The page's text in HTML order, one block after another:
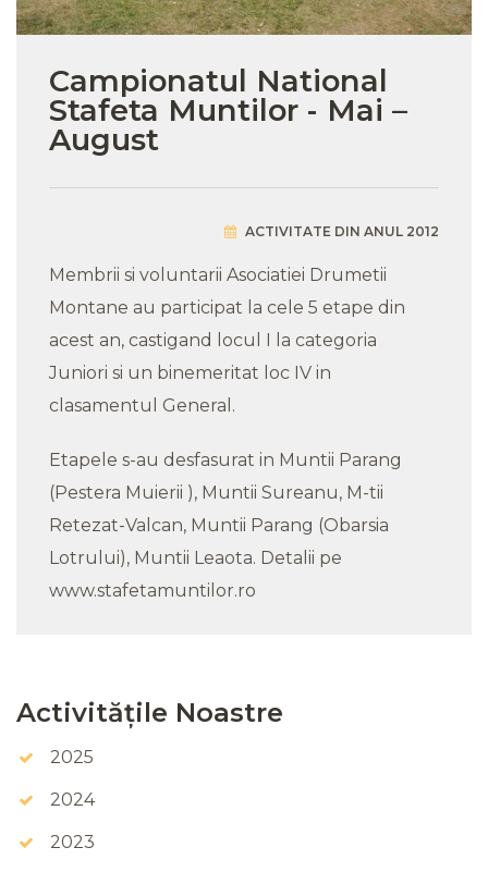
Campionatul National
Stafeta Muntilor - Mai –
August
ACTIVITATE DIN ANUL 2012
Membrii si voluntarii Asociatiei Drumetii
Montane au participat la cele 5 etape din
acest an, castigand locul I la categoria
Juniori si un binemeritat loc IV in
clasamentul General.
Etapele s-au desfasurat in Muntii Parang
(Pestera Muierii ), Muntii Sureanu, M-tii
Retezat-Valcan, Muntii Parang (Obarsia
Lotrului), Muntii Leaota. Detalii pe
www.stafetamuntilor.ro
Activitățile Noastre
2025
2024
2023